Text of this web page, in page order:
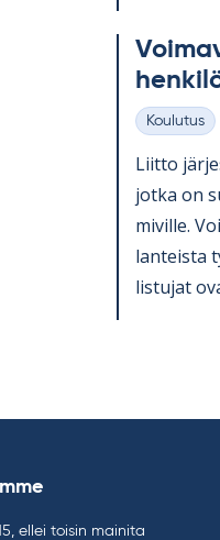
Kategoriat
Koulutus
Liitto
jotka on
mi­ville.
lan­teista
lis­tu­jat
ellei toisin mainita